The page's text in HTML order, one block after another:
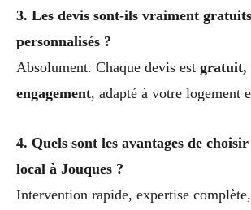
3. Les devis sont-ils vraiment
personnalisés ?
Absolument. Chaque devis est gratuit,
engagement, adapté à votre logement
4. Quels sont les avantages de
local à Jouques ?
Intervention rapide, expertise